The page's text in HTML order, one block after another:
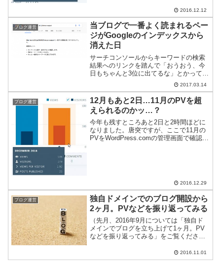
2016.12.12
ブログ運営
当ブログで一番よく読まれるペー
ジがGoogleのインデックスから
消えた日
サーチコンソールからキーワードの検索
結果へのリンクを踏んで「おうおう、今
日もちゃんと3位に出てるな」とかって順
位を確認するのが密かな趣味なんです
が、今日もそうやって楽しもうと思った
ら当ブログで最も読まれている焼き鳥お
持ち帰りの記事がグーグル...
2017.03.14
ブログ運営
12月もあと2日…11月のPVを超
えられるのかッ…？
今年も残すところあと2日と2時間ほどに
なりました。唐突ですが、ここで11月の
PVをWordPress.comの管理画面で確認し
2016.12.29
ブログ運営
独自ドメインでのブログ開設から
2ヶ月。PVなどを振り返ってみる
（先月、2016年9月については「独自ド
メインでブログを立ち上げて1ヶ月。PV
などを振り返ってみる」をご覧くださ
からだいたい2ヶ月が過ぎました。ここい
らで2016年10月の記事数・PV数を振り返
2016.11.01